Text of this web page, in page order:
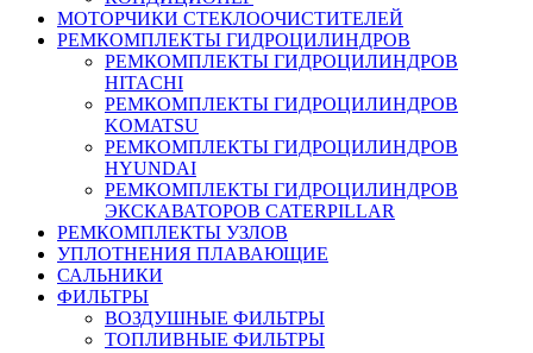
МОТОРЧИКИ СТЕКЛООЧИСТИТЕЛЕЙ
РЕМКОМПЛЕКТЫ ГИДРОЦИЛИНДРОВ
РЕМКОМПЛЕКТЫ ГИДРОЦИЛИНДРОВ
HITACHI
РЕМКОМПЛЕКТЫ ГИДРОЦИЛИНДРОВ
KOMATSU
РЕМКОМПЛЕКТЫ ГИДРОЦИЛИНДРОВ
HYUNDAI
РЕМКОМПЛЕКТЫ ГИДРОЦИЛИНДРОВ
ЭКСКАВАТОРОВ CATERPILLAR
РЕМКОМПЛЕКТЫ УЗЛОВ
УПЛОТНЕНИЯ ПЛАВАЮЩИЕ
САЛЬНИКИ
ФИЛЬТРЫ
ВОЗДУШНЫЕ ФИЛЬТРЫ
ТОПЛИВНЫЕ ФИЛЬТРЫ